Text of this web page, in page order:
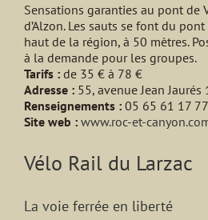
Sensations garanties au pont de
d’Alzon. Les sauts se font du
haut de la région, à 50 mètres.
à la demande pour les groupes.
Tarifs : de 35 € à 78 €
Adresse : 55, avenue Jean
Renseignements : 05 65 61 17 77
Site web : www.roc-et-
Vélo Rail du Larzac
La voie ferrée en liberté